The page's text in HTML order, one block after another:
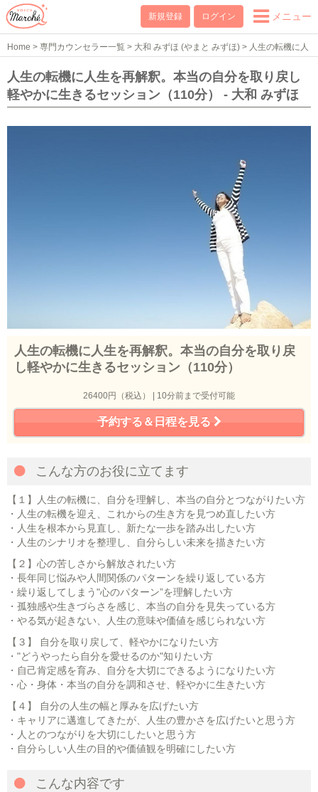
新規登録 ログイン メニュー
Home > 専門カウンセラー一覧 > 大和 みずほ (やまと みずほ) > 人生の転機に人
生を再解釈。本当の自分を取り戻し軽やかに生きるセッション（110分）
人生の転機に人生を再解釈。本当の自分を取り戻し
軽やかに生きるセッション（110分） - 大和 みずほ
人生の転機に人生を再解釈。本当の自分を取り戻
し軽やかに生きるセッション（110分）
26400円（税込） | 10分前まで受付可能
予約する＆日程を見る
こんな方のお役に立てます
【１】人生の転機に、自分を理解し、本当の自分とつながりたい方
・人生の転機を迎え、これからの生き方を見つめ直したい方
・人生を根本から見直し、新たな一歩を踏み出したい方
・人生のシナリオを整理し、自分らしい未来を描きたい方
【２】心の苦しさから解放されたい方
・長年同じ悩みや人間関係のパターンを繰り返している方
・繰り返してしまう"心のパターン”を理解したい方
・孤独感や生きづらさを感じ、本当の自分を見失っている方
・やる気が起きない、人生の意味や価値を感じられない方
【３】 自分を取り戻して、軽やかになりたい方
・"どうやったら自分を愛せるのか"知りたい方
・自己肯定感を育み、自分を大切にできるようになりたい方
・心・身体・本当の自分を調和させ、軽やかに生きたい方
【４】 自分の人生の幅と厚みを広げたい方
・キャリアに邁進してきたが、人生の豊かさを広げたいと思う方
・人とのつながりを大切にしたいと思う方
・自分らしい人生の目的や価値観を明確にしたい方
こんな内容です